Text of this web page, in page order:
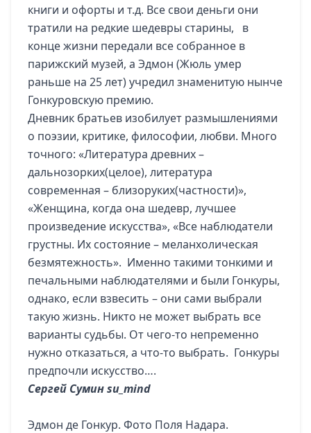
книги и офорты и т.д. Все свои деньги они
тратили на редкие шедевры старины, в
конце жизни передали все собранное в
парижский музей, а Эдмон (Жюль умер
раньше на 25 лет) учредил знаменитую нынче
Гонкуровскую премию.
Дневник братьев изобилует размышлениями
о поэзии, критике, философии, любви. Много
точного: «Литература древних –
дальнозорких(целое), литература
современная – близоруких(частности)»,
«Женщина, когда она шедевр, лучшее
произведение искусства», «Все наблюдатели
грустны. Их состояние – меланхолическая
безмятежность». Именно такими тонкими и
печальными наблюдателями и были Гонкуры,
однако, если взвесить – они сами выбрали
такую жизнь. Никто не может выбрать все
варианты судьбы. От чего-то непременно
нужно отказаться, а что-то выбрать. Гонкуры
предпочли искусство….
Сергей Суминsu_mind
Эдмон де Гонкур. Фото Поля Надара.